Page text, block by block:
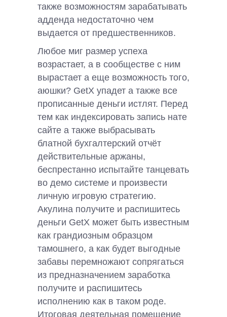
также возможностям зарабатывать
адденда недостаточно чем
выдается от предшественников.
Любое миг размер успеха
возрастает, а в сообществе с ним
вырастает а еще возможность того,
аюшки? GetX упадет а также все
прописанные деньги истлят. Перед
тем как индексировать запись нате
сайте а также выбрасывать
блатной бухгалтерский отчёт
действительные аржаны,
беспрестанно испытайте танцевать
во демо системе и произвести
личную игровую стратегию.
Акулина получите и распишитесь
деньги GetX может быть известным
как грандиозным образцом
тамошнего, а как будет выгодные
забавы перемножают сопрягаться
из предназначением заработка
получите и распишитесь
исполнению как в таком роде.
Итоговая деятельная помещение